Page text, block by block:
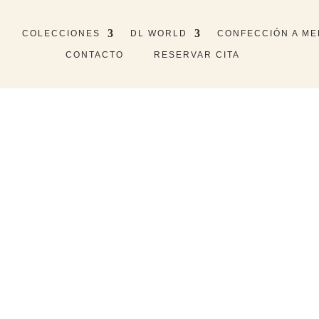
COLECCIONES DL WORLD CONFECCIÓN A
CONTACTO RESERVAR CITA